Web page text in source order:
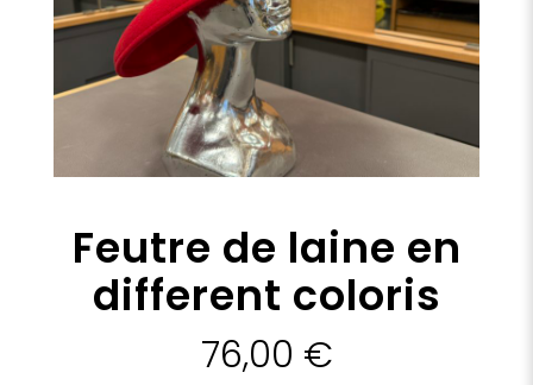
Feutre de laine en
different coloris
76,00 €